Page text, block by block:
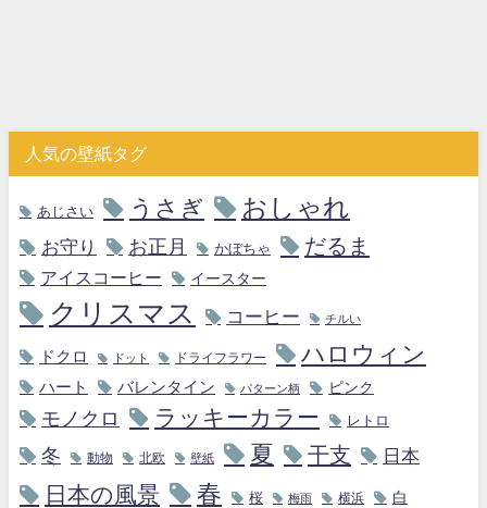
人気の壁紙タグ
あじさい うさぎ おしゃれ
お守り お正月 かぼちゃ だるま
アイスコーヒー イースター
クリスマス コーヒー チルい
ドクロ ドット ドライフラワー ハロウィン
ハート バレンタイン パターン柄 ピンク
モノクロ ラッキーカラー レトロ
冬 動物 北欧 壁紙 夏 干支 日本
日本の風景 春 桜 梅雨 横浜 白